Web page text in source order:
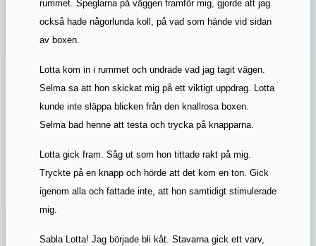
rummet. Speglarna på väggen framför mig, gjorde att jag
också hade någorlunda koll, på vad som hände vid sidan
av boxen.
Lotta kom in i rummet och undrade vad jag tagit vägen.
Selma sa att hon skickat mig på ett viktigt uppdrag. Lotta
kunde inte släppa blicken från den knallrosa boxen.
Selma bad henne att testa och trycka på knapparna.
Lotta gick fram. Såg ut som hon tittade rakt på mig.
Tryckte på en knapp och hörde att det kom en ton. Gick
igenom alla och fattade inte, att hon samtidigt stimulerade
mig.
Sabla Lotta! Jag började bli kåt. Stavarna gick ett varv,